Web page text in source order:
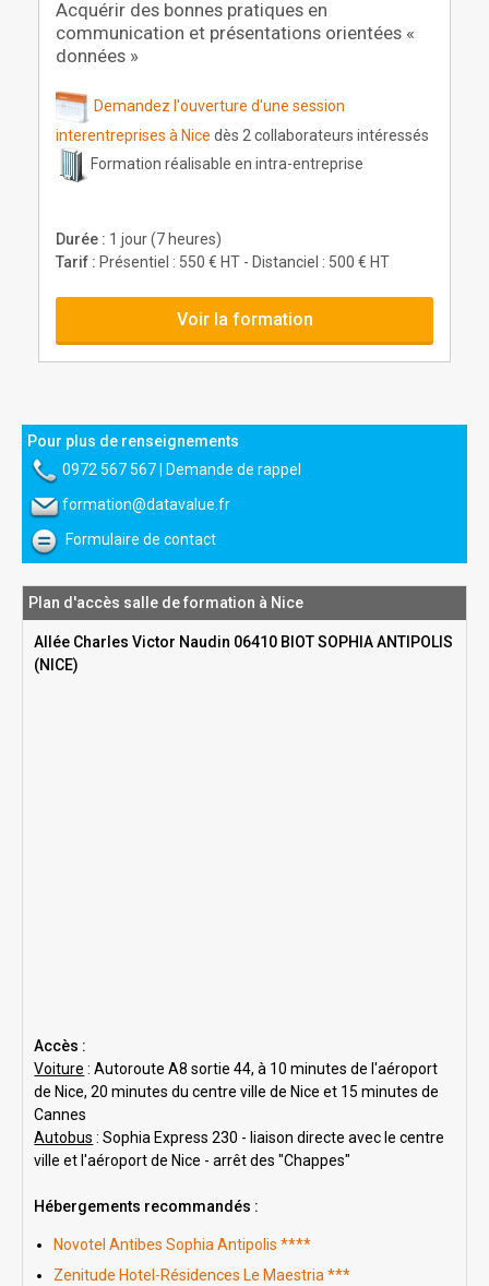
Acquérir des bonnes pratiques en
communication et présentations orientées «
données »
Demandez l'ouverture d'une session
interentreprises à Nice dès 2 collaborateurs intéressés
Formation réalisable en intra-entreprise
Durée : 1 jour (7 heures)
Tarif : Présentiel : 550 € HT - Distanciel : 500 € HT
Voir la formation
Pour plus de renseignements
0972 567 567
Demande de rappel
formation@datavalue.fr
Formulaire de contact
Plan d'accès salle de formation à Nice
Allée Charles Victor Naudin 06410 BIOT SOPHIA ANTIPOLIS
(NICE)
Accès :
Voiture : Autoroute A8 sortie 44, à 10 minutes de l'aéroport
de Nice, 20 minutes du centre ville de Nice et 15 minutes de
Cannes
Autobus : Sophia Express 230 - liaison directe avec le centre
ville et l'aéroport de Nice - arrêt des "Chappes"
Hébergements recommandés :
Novotel Antibes Sophia Antipolis ****
Zenitude Hotel-Résidences Le Maestria ***